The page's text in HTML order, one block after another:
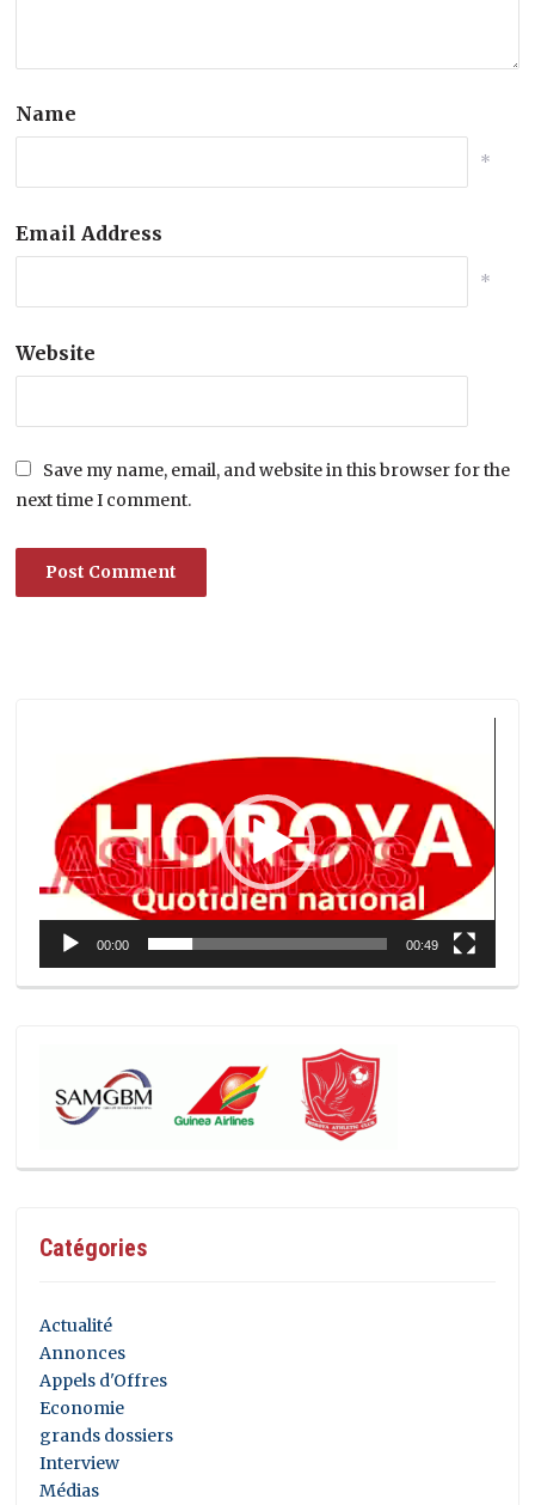
Name
*
Email Address
*
Website
Save my name, email, and website in this browser for the
next time I comment.
00:00 00:49
Catégories
Actualité
Annonces
Appels d'Offres
Economie
grands dossiers
Interview
Médias